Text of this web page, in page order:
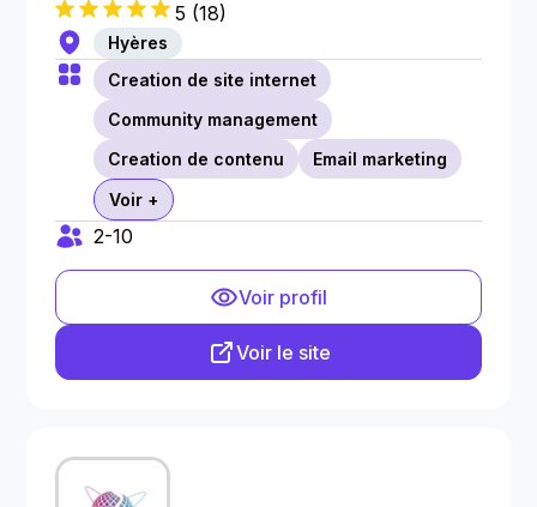
5 (18)
Hyères
Creation de site internet
Community management
Creation de contenu
Email marketing
Voir +
2-10
Voir profil
Voir le site